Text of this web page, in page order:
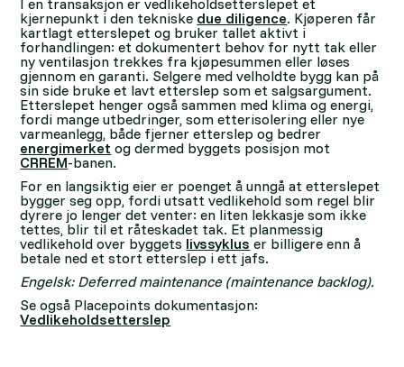
I en transaksjon er vedlikeholdsetterslepet et
kjernepunkt i den tekniske due diligence. Kjøperen får
kartlagt etterslepet og bruker tallet aktivt i
forhandlingen: et dokumentert behov for nytt tak eller
ny ventilasjon trekkes fra kjøpesummen eller løses
gjennom en garanti. Selgere med velholdte bygg kan på
sin side bruke et lavt etterslep som et salgsargument.
Etterslepet henger også sammen med klima og energi,
fordi mange utbedringer, som etterisolering eller nye
varmeanlegg, både fjerner etterslep og bedrer
energimerket og dermed byggets posisjon mot
CRREM-banen.
For en langsiktig eier er poenget å unngå at etterslepet
bygger seg opp, fordi utsatt vedlikehold som regel blir
dyrere jo lenger det venter: en liten lekkasje som ikke
tettes, blir til et råteskadet tak. Et planmessig
vedlikehold over byggets livssyklus er billigere enn å
betale ned et stort etterslep i ett jafs.
Engelsk: Deferred maintenance (maintenance backlog).
Se også Placepoints dokumentasjon:
Vedlikeholdsetterslep